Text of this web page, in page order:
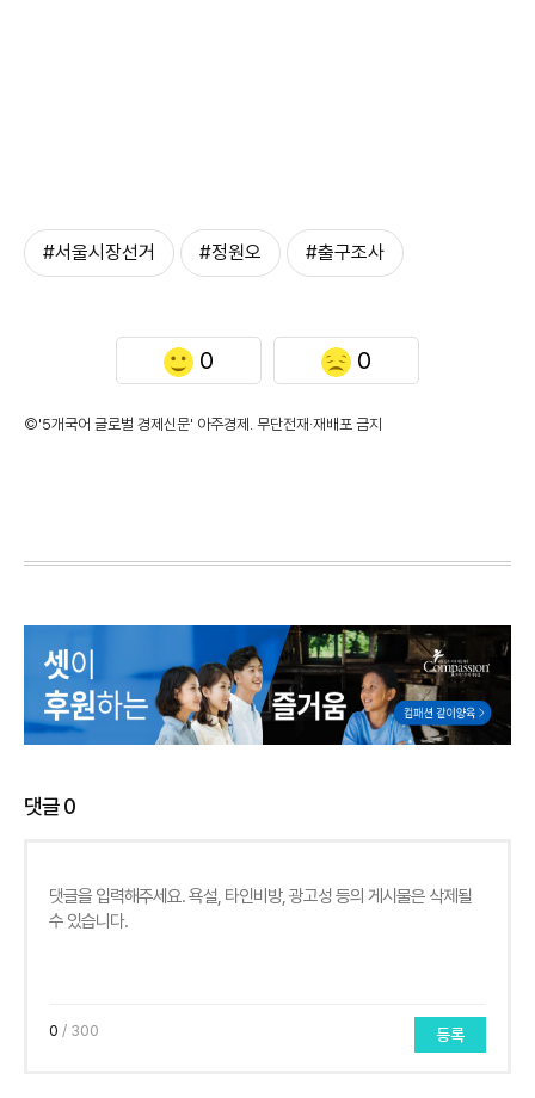
#서울시장선거 #정원오 #출구조사
0 0
©'5개국어 글로벌 경제신문' 아주경제. 무단전재·재배포 금지
댓글0
0 / 300 등록